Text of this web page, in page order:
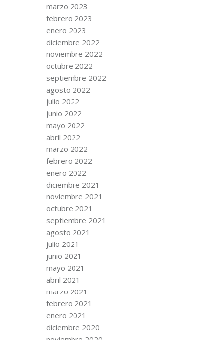
marzo 2023
febrero 2023
enero 2023
diciembre 2022
noviembre 2022
octubre 2022
septiembre 2022
agosto 2022
julio 2022
junio 2022
mayo 2022
abril 2022
marzo 2022
febrero 2022
enero 2022
diciembre 2021
noviembre 2021
octubre 2021
septiembre 2021
agosto 2021
julio 2021
junio 2021
mayo 2021
abril 2021
marzo 2021
febrero 2021
enero 2021
diciembre 2020